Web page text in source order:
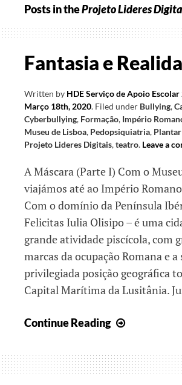
Posts in theProjeto Lideres
Fantasia e
Written by HDE Serviço de Apoio Escolar
Março 18th, 2020. Filed under Bullying,
Cyberbullying, Formação, Império
Museu de Lisboa, Pedopsiquiatria,
Projeto Lideres Digitais,teatro. Leave a
A Máscara (Parte I) Com o
viajámos até ao Império
Com o domínio da Península
Felicitas Iulia Olisipo – é uma
grande atividade piscícola, com
marcas da ocupação Romana e a
privilegiada posição geográfica
Capital Marítima da Lusitânia.
Continue Reading
Realidade